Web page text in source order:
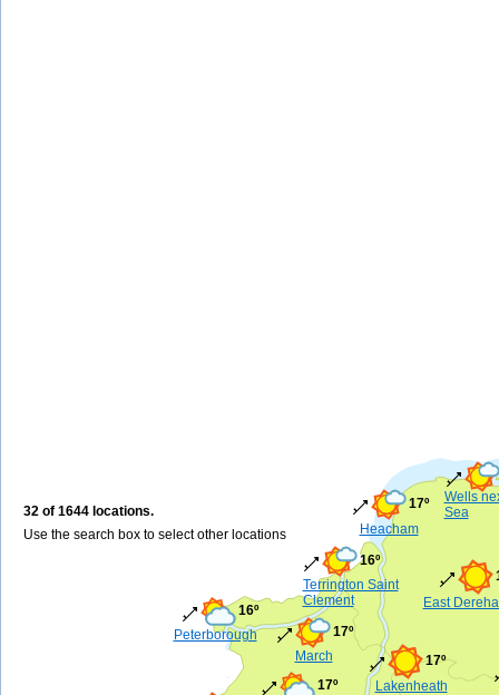
32 of 1644 locations.
Use the search box to select other locations
Peterborough
16º
March
17º
East
Lakenheath
17º
Heacham
17º
17º
Terrington Saint
Clement
16º
Wells
Sea